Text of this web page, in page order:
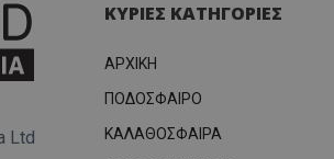
Ltd
ΚΥΡΙΕΣ ΚΑΤΗΓΟΡΙΕΣ
ΑΡΧΙΚΗ
ΠΟΔΟΣΦΑΙΡΟ
ΚΑΛΑΘΟΣΦΑΙΡΑ